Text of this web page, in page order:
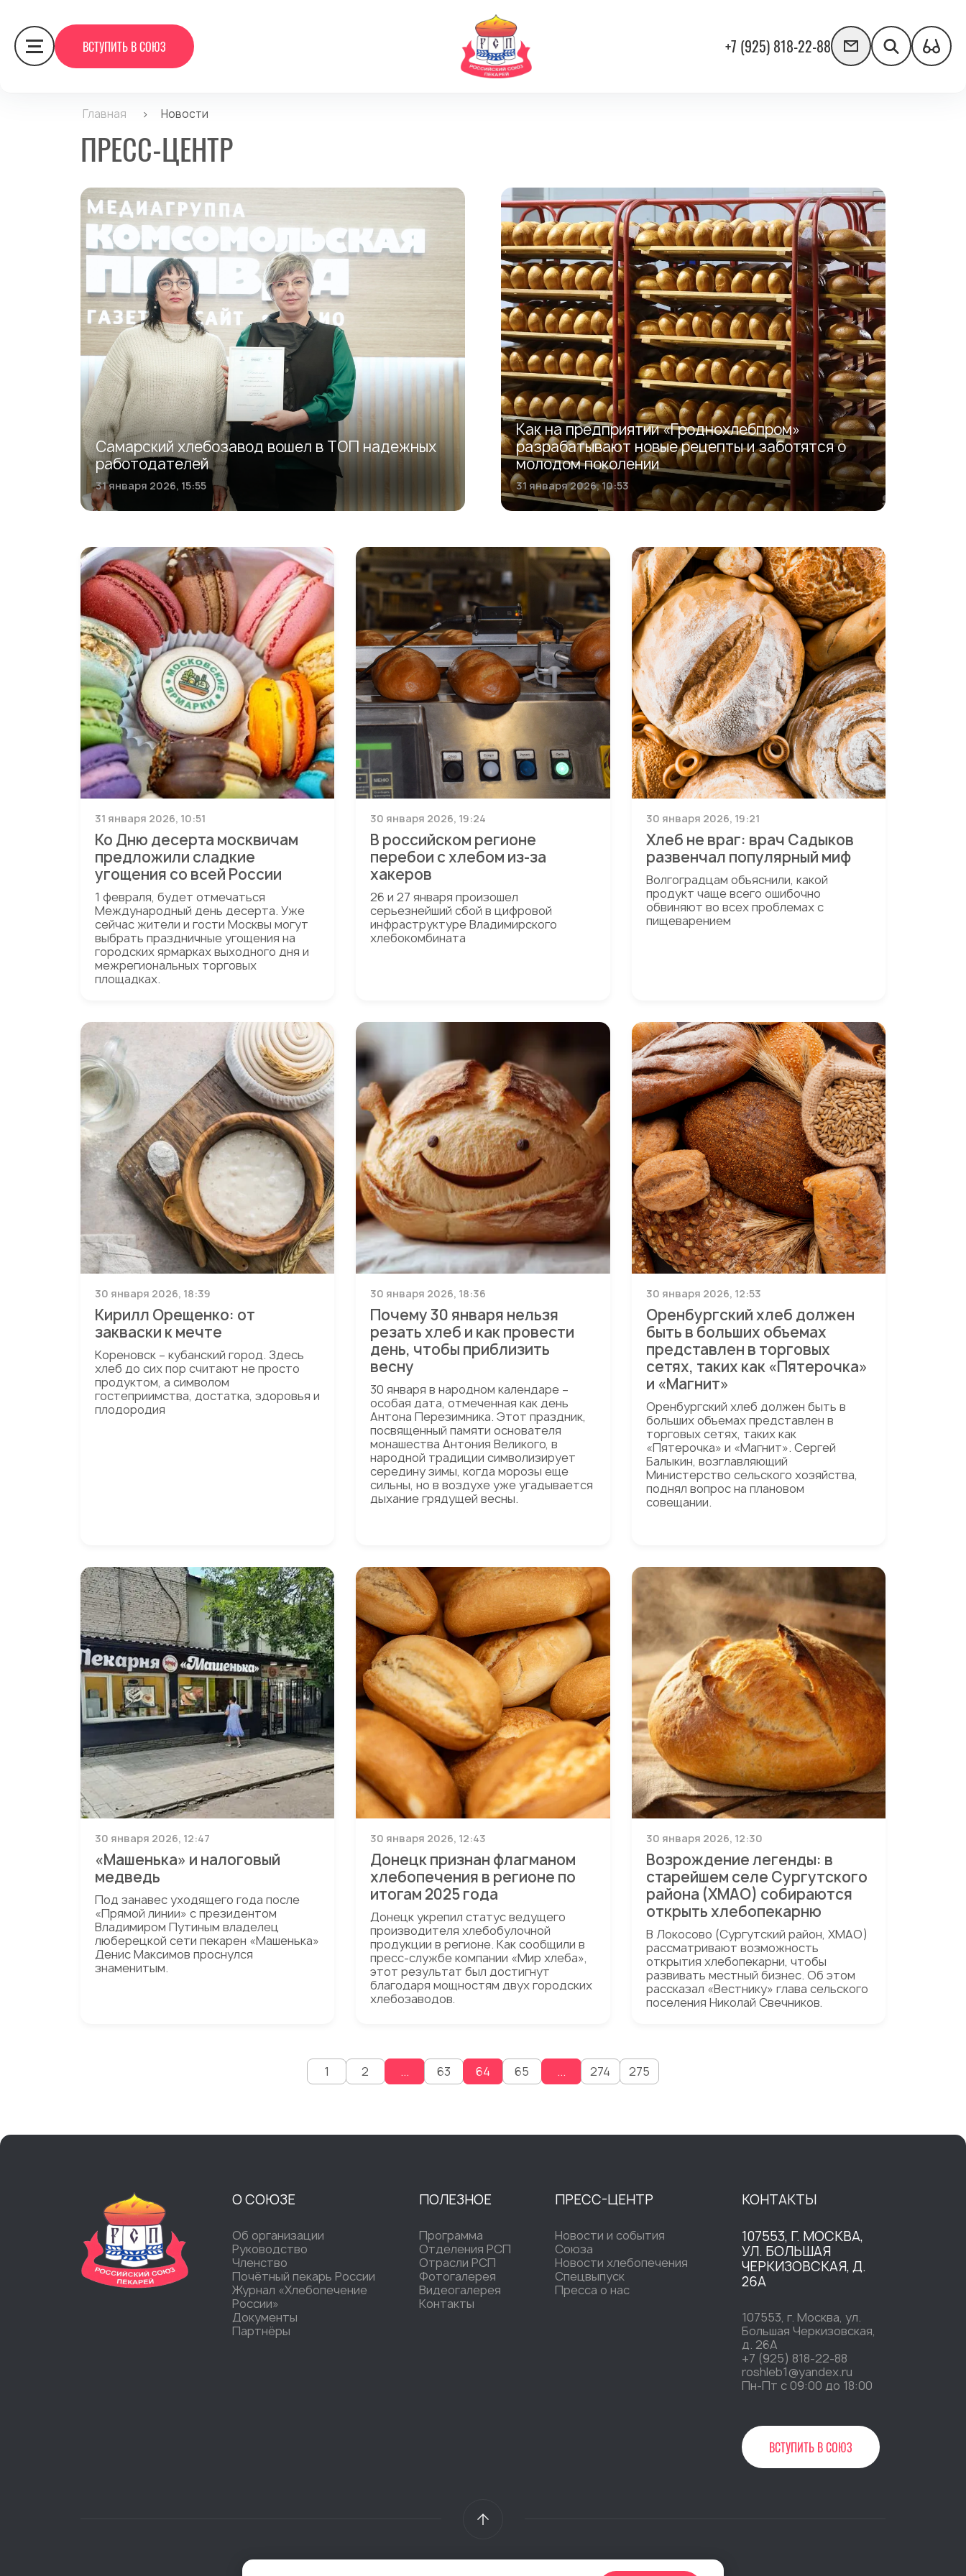
ВСТУПИТЬ В СОЮЗ +7 (925) 818-22-88
Главная > Новости
ПРЕСС-ЦЕНТР
Самарский хлебозавод вошел в ТОП надежных
работодателей
31 января 2026, 15:55
Как на предприятии «Гроднохлебпром»
разрабатывают новые рецепты и заботятся о
молодом поколении
31 января 2026, 10:53
Ко Дню десерта москвичам
предложили сладкие
угощения со всей России
31 января 2026, 10:51
1 февраля, будет отмечаться
Международный день десерта. Уже
сейчас жители и гости Москвы могут
выбрать праздничные угощения на
городских ярмарках выходного дня и
межрегиональных торговых
площадках.
В российском регионе
перебои с хлебом из-за
хакеров
30 января 2026, 19:24
26 и 27 января произошел
серьезнейший сбой в цифровой
инфраструктуре Владимирского
хлебокомбината
Хлеб не враг: врач Садыков
развенчал популярный миф
30 января 2026, 19:21
Волгоградцам объяснили, какой
продукт чаще всего ошибочно
обвиняют во всех проблемах с
пищеварением
Кирилл Орещенко: от
закваски к мечте
30 января 2026, 18:39
Кореновск – кубанский город. Здесь
хлеб до сих пор считают не просто
продуктом, а символом
гостеприимства, достатка, здоровья и
плодородия
Почему 30 января нельзя
резать хлеб и как провести
день, чтобы приблизить
весну
30 января 2026, 18:36
30 января в народном календаре –
особая дата, отмеченная как день
Антона Перезимника. Этот праздник,
посвященный памяти основателя
монашества Антония Великого, в
народной традиции символизирует
середину зимы, когда морозы еще
сильны, но в воздухе уже угадывается
дыхание грядущей весны.
Оренбургский хлеб должен
быть в больших объемах
представлен в торговых
сетях, таких как «Пятерочка»
и «Магнит»
30 января 2026, 12:53
Оренбургский хлеб должен быть в
больших объемах представлен в
торговых сетях, таких как
«Пятерочка» и «Магнит». Сергей
Балыкин, возглавляющий
Министерство сельского хозяйства,
поднял вопрос на плановом
совещании.
«Машенька» и налоговый
медведь
30 января 2026, 12:47
Под занавес уходящего года после
«Прямой линии» с президентом
Владимиром Путиным владелец
люберецкой сети пекарен «Машенька»
Денис Максимов проснулся
знаменитым.
Донецк признан флагманом
хлебопечения в регионе по
итогам 2025 года
30 января 2026, 12:43
Донецк укрепил статус ведущего
производителя хлебобулочной
продукции в регионе. Как сообщили в
пресс-службе компании «Мир хлеба»,
этот результат был достигнут
благодаря мощностям двух городских
хлебозаводов.
Возрождение легенды: в
старейшем селе Сургутского
района (ХМАО) собираются
открыть хлебопекарню
30 января 2026, 12:30
В Локосово (Сургутский район, ХМАО)
рассматривают возможность
открытия хлебопекарни, чтобы
развивать местный бизнес. Об этом
рассказал «Вестнику» глава сельского
поселения Николай Свечников.
1 2 ... 63 64 65 ... 274 275
О СОЮЗЕ
Об организации
Руководство
Членство
Почётный пекарь России
Журнал «Хлебопечение
России»
Документы
Партнёры
ПОЛЕЗНОЕ
Программа
Отделения РСП
Отрасли РСП
Фотогалерея
Видеогалерея
Контакты
ПРЕСС-ЦЕНТР
Новости и события
Союза
Новости хлебопечения
Спецвыпуск
Пресса о нас
КОНТАКТЫ
107553, Г. МОСКВА,
УЛ. БОЛЬШАЯ
ЧЕРКИЗОВСКАЯ, Д.
26А
107553, г. Москва, ул.
Большая Черкизовская,
д. 26А
+7 (925) 818-22-88
roshleb1@yandex.ru
Пн-Пт c 09:00 до 18:00
ВСТУПИТЬ В СОЮЗ